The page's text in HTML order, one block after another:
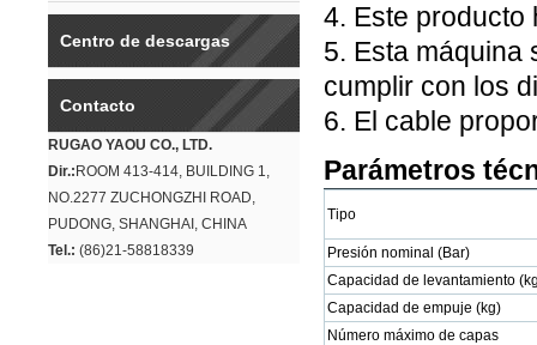
Centro de descargas
Contacto
RUGAO YAOU CO., LTD.
Dir.: ROOM 413-414, BUILDING 1,
NO.2277 ZUCHONGZHI ROAD,
PUDONG, SHANGHAI, CHINA
Tel.: (86)21-58818339
4. Este producto
5. Esta máquina
cumplir con los
6. El cable
Parámetros
Tipo
Presión nominal (Bar)
Capacidad de levantamiento
Capacidad de empuje (kg)
Número máximo de capas